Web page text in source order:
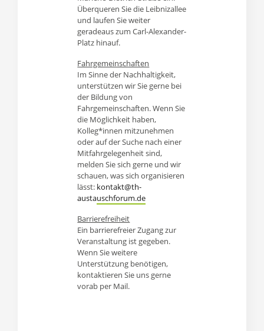
Überqueren Sie die Leibnizallee
und laufen Sie weiter
geradeaus zum Carl-Alexander-
Platz hinauf.
Fahrgemeinschaften
Im Sinne der Nachhaltigkeit,
unterstützen wir Sie gerne bei
der Bildung von
Fahrgemeinschaften. Wenn Sie
die Möglichkeit haben,
Kolleg*innen mitzunehmen
oder auf der Suche nach einer
Mitfahrgelegenheit sind,
melden Sie sich gerne und wir
schauen, was sich organisieren
lässt: kontakt@th-
austauschforum.de
Barrierefreiheit
Ein barrierefreier Zugang zur
Veranstaltung ist gegeben.
Wenn Sie weitere
Unterstützung benötigen,
kontaktieren Sie uns gerne
vorab per Mail.